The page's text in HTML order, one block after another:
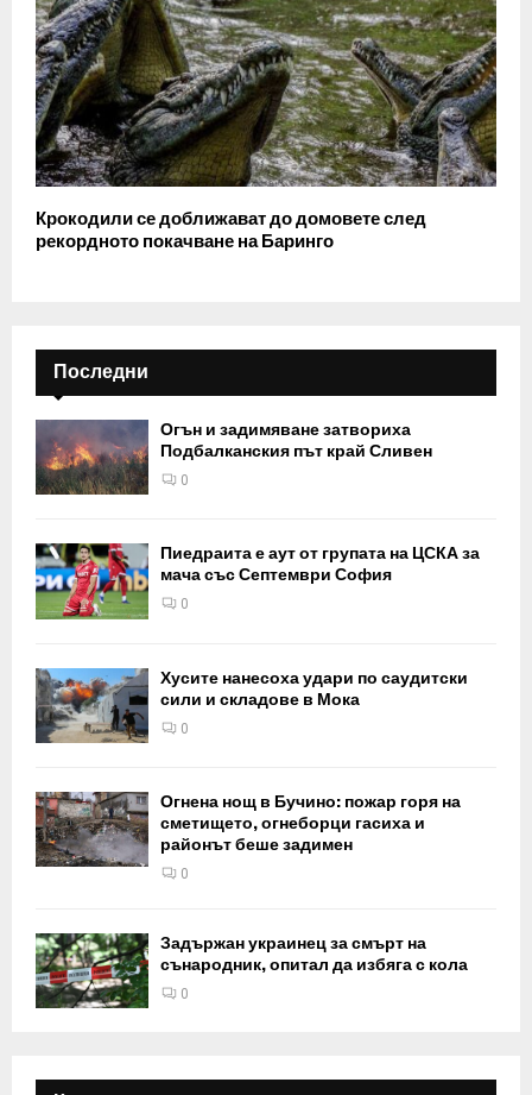
Крокодили се доближават до домовете след
рекордното покачване на Баринго
Последни
Огън и задимяване затвориха
Подбалканския път край Сливен
0
Пиедраита е аут от групата на ЦСКА за
мача със Септември София
0
Хусите нанесоха удари по саудитски
сили и складове в Мока
0
Огнена нощ в Бучино: пожар горя на
сметището, огнеборци гасиха и
районът беше задимен
0
Задържан украинец за смърт на
сънародник, опитал да избяга с кола
0